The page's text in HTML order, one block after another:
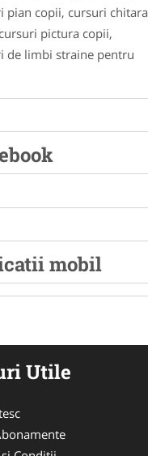
pian copii, cursuri chitara
pictura copii,
de limbi straine pentru
mobil
Utile